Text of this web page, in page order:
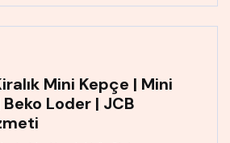
Mini Kepçe | Mini
Loder | JCB